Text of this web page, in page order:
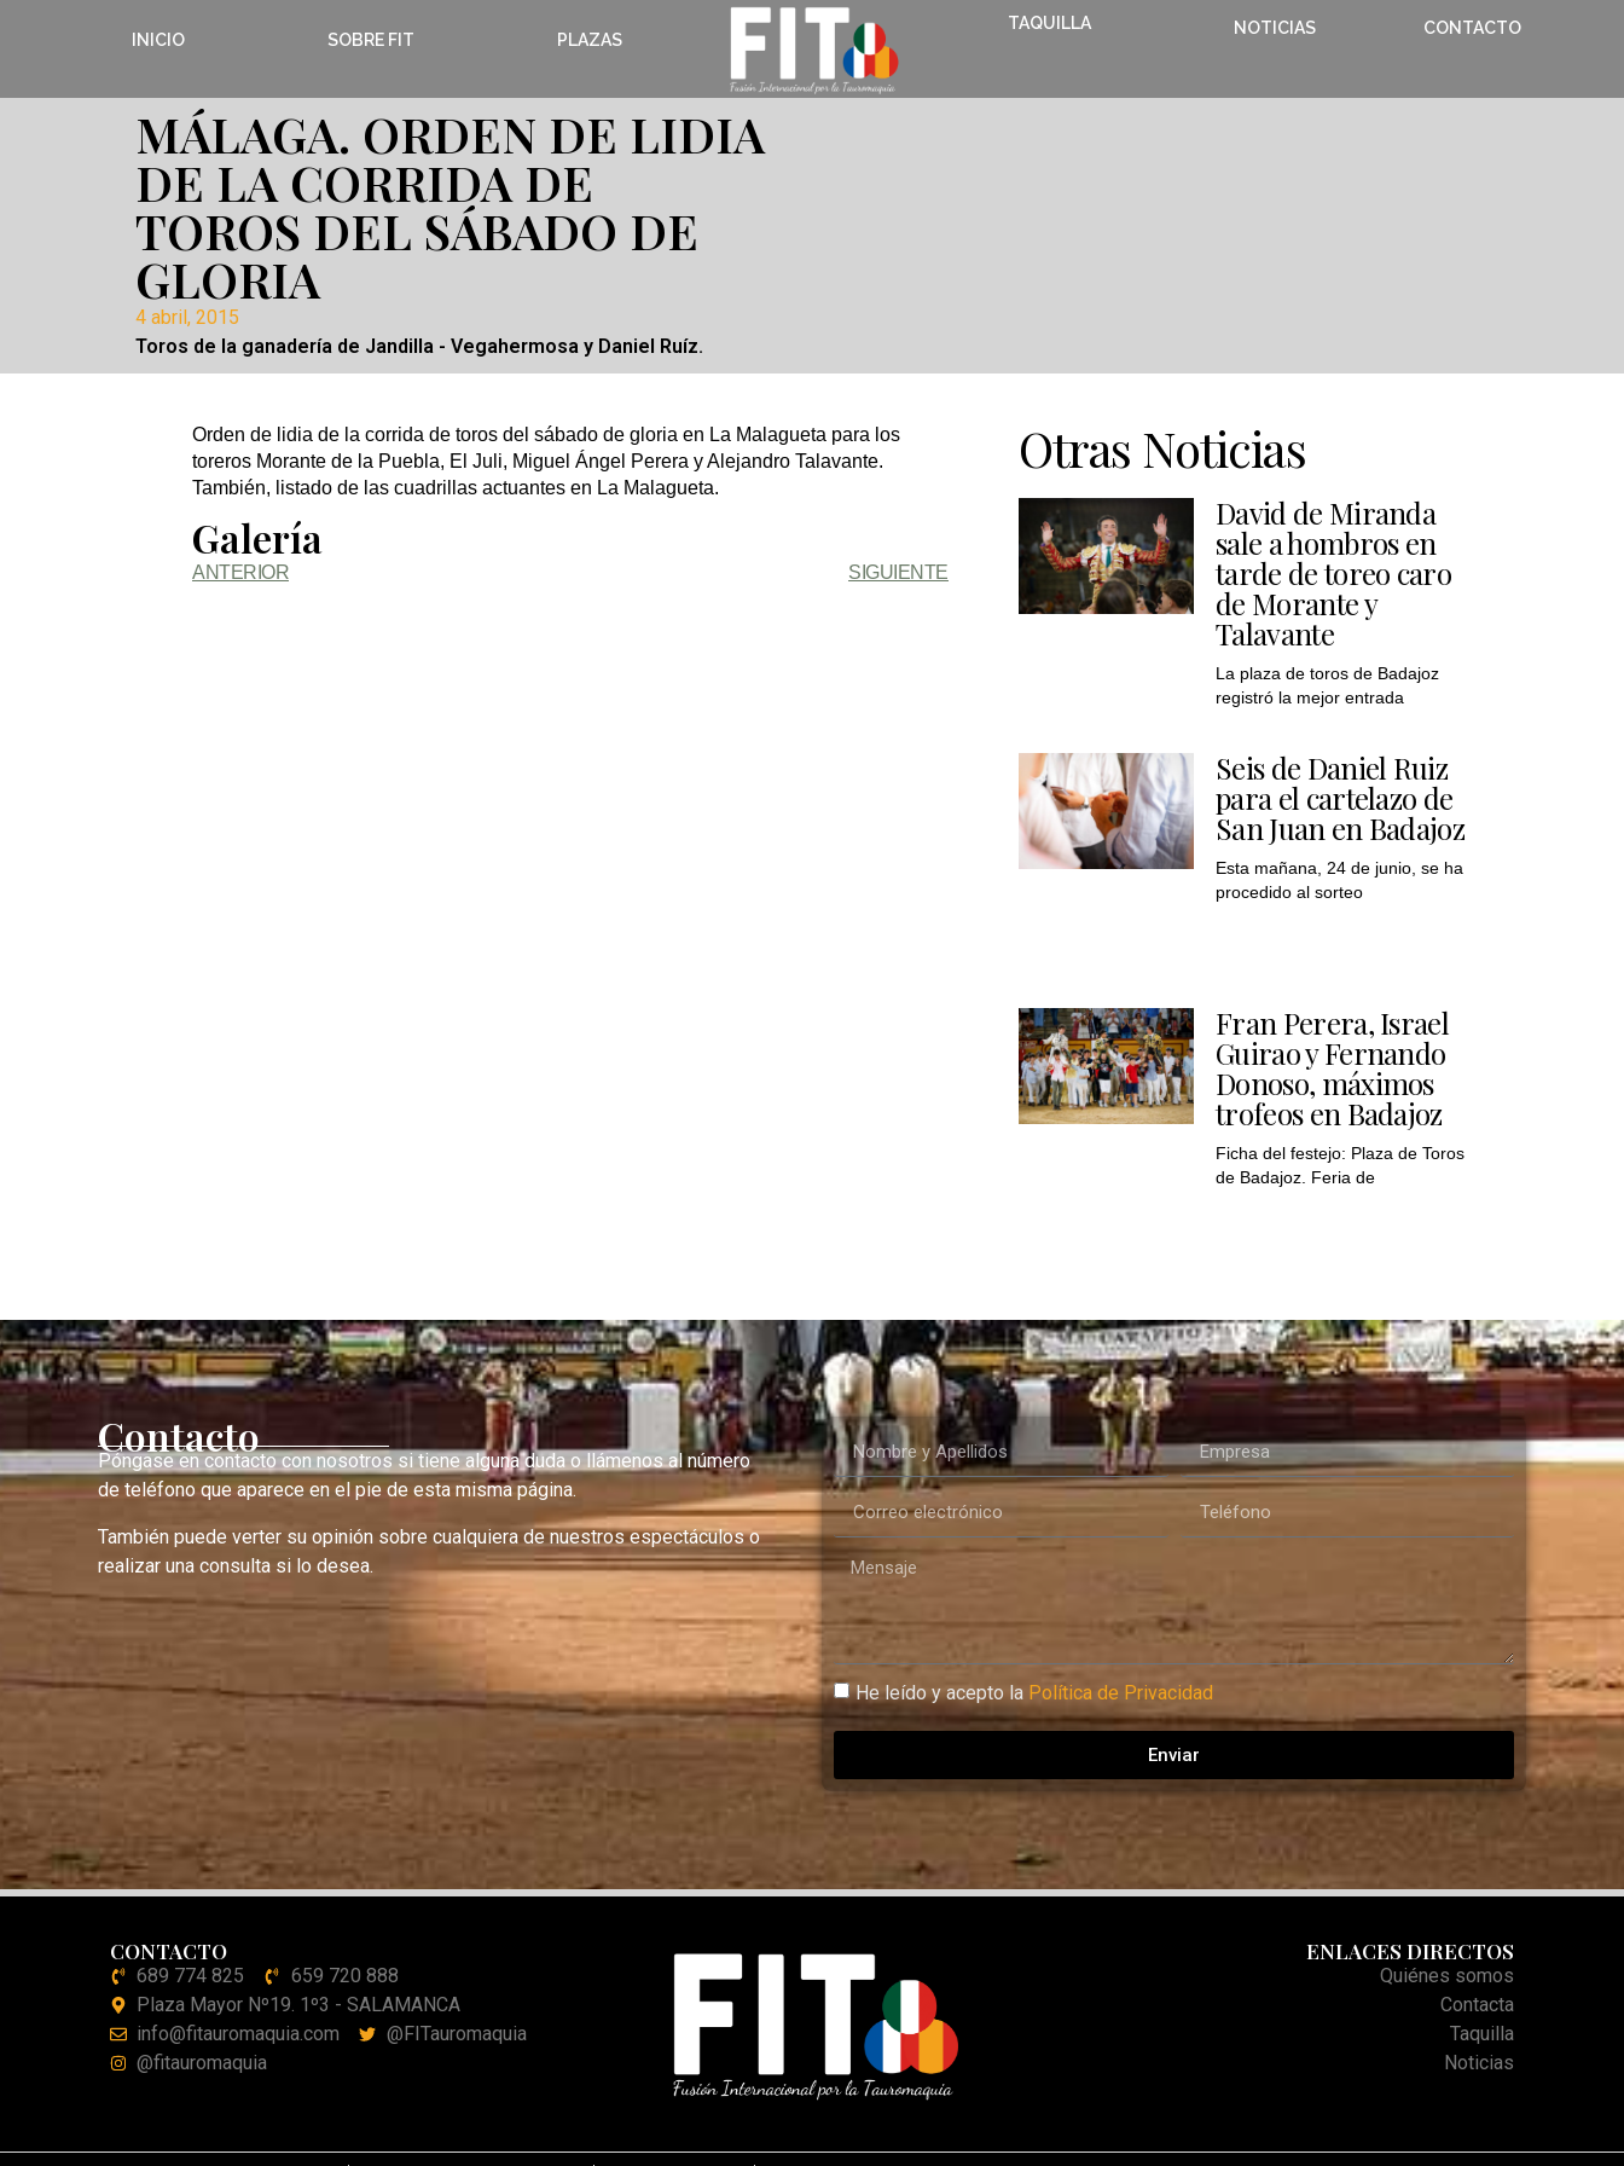
INICIO SOBRE FIT PLAZAS
TAQUILLA NOTICIAS CONTACTO
MÁLAGA. ORDEN DE LIDIA
DE LA CORRIDA DE
TOROS DEL SÁBADO DE
GLORIA
4 abril, 2015
Toros de la ganadería de Jandilla - Vegahermosa y Daniel Ruíz.
Orden de lidia de la corrida de toros del sábado de gloria en La Malagueta para los
toreros Morante de la Puebla, El Juli, Miguel Ángel Perera y Alejandro Talavante.
También, listado de las cuadrillas actuantes en La Malagueta.
Galería
ANTERIOR SIGUIENTE
Otras Noticias
David de Miranda
sale a hombros en
tarde de toreo caro
de Morante y
Talavante
La plaza de toros de Badajoz
registró la mejor entrada
Seis de Daniel Ruiz
para el cartelazo de
San Juan en Badajoz
Esta mañana, 24 de junio, se ha
procedido al sorteo
Fran Perera, Israel
Guirao y Fernando
Donoso, máximos
trofeos en Badajoz
Ficha del festejo: Plaza de Toros
de Badajoz. Feria de
Contacto
Póngase en contacto con nosotros si tiene alguna duda o llámenos al número
de teléfono que aparece en el pie de esta misma página.
También puede verter su opinión sobre cualquiera de nuestros espectáculos o
realizar una consulta si lo desea.
He leído y acepto la Política de Privacidad
Enviar
CONTACTO
689 774 825
659 720 888
Plaza Mayor Nº19. 1º3 - SALAMANCA
info@fitauromaquia.com
@FITauromaquia
@fitauromaquia
ENLACES DIRECTOS
Quiénes somos
Contacta
Taquilla
Noticias